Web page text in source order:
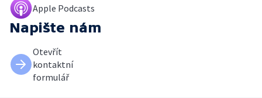
Apple Podcasts
Napište nám
Otevřít
kontaktní
formulář